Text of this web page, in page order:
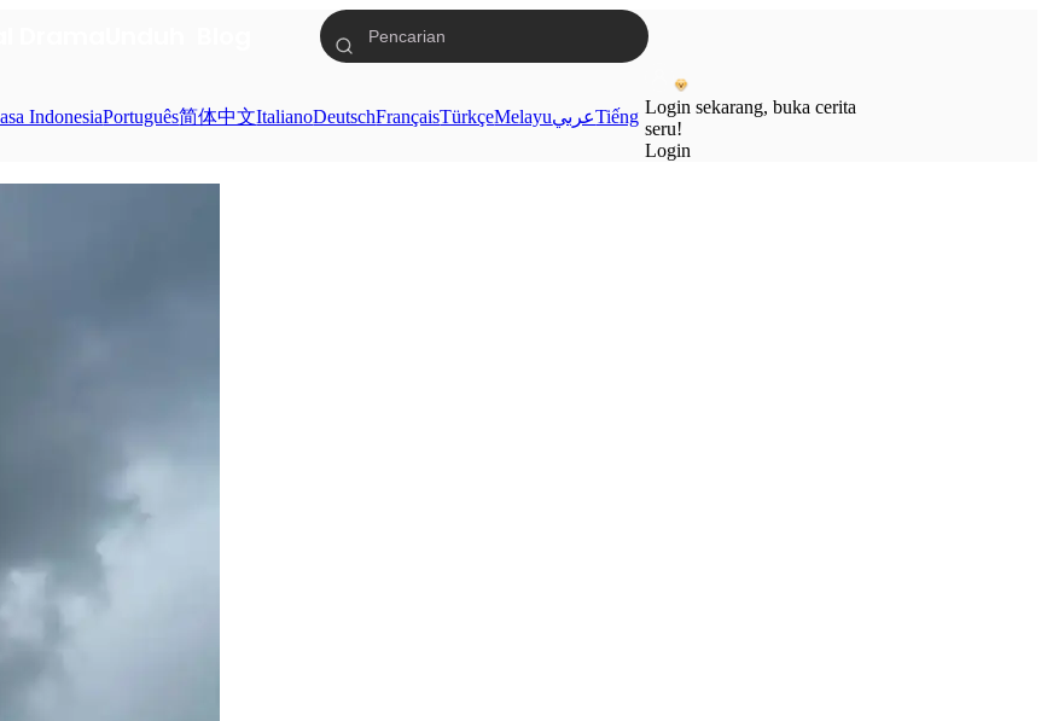
IndonesiaPortuguês简体中文ItalianoDeutschFrançaisTürkçeMelayuعربيTiếng Login sekarang, buka cerita
seru!
Login